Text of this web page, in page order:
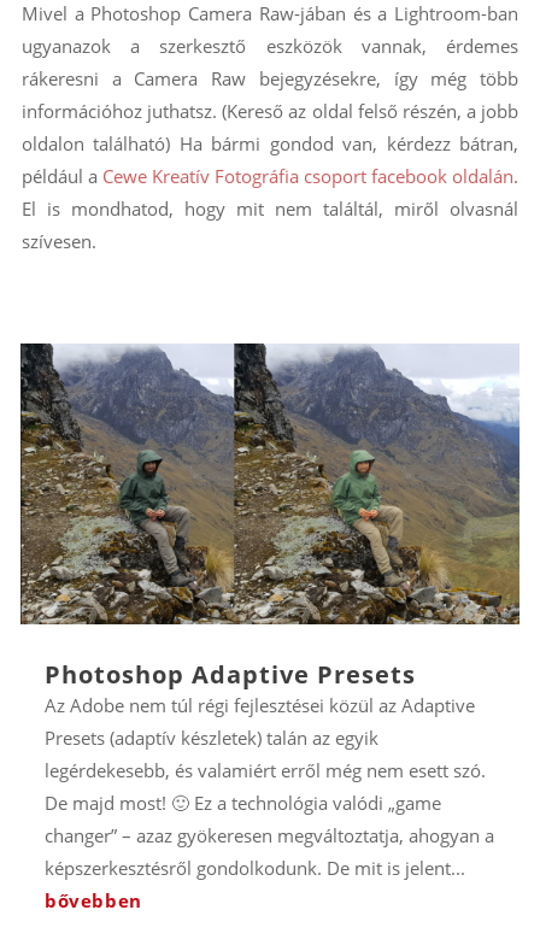
Mivel a Photoshop Camera Raw-jában és a Lightroom-ban
ugyanazok a szerkesztő eszközök vannak, érdemes
rákeresni a Camera Raw bejegyzésekre, így még több
információhoz juthatsz. (Kereső az oldal felső részén, a jobb
oldalon található) Ha bármi gondod van, kérdezz bátran,
például a Cewe Kreatív Fotográfia csoport facebook oldalán.
El is mondhatod, hogy mit nem találtál, miről olvasnál
szívesen.
Photoshop Adaptive Presets
Az Adobe nem túl régi fejlesztései közül az Adaptive
Presets (adaptív készletek) talán az egyik
legérdekesebb, és valamiért erről még nem esett szó.
De majd most! 🙂 Ez a technológia valódi „game
changer” – azaz gyökeresen megváltoztatja, ahogyan a
képszerkesztésről gondolkodunk. De mit is jelent...
bővebben